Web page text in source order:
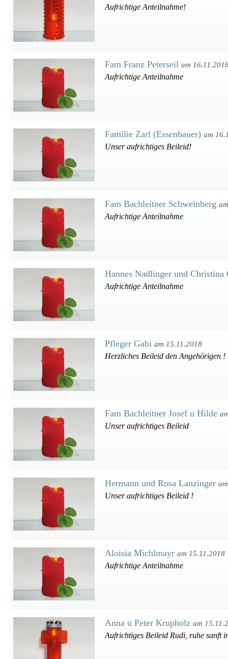
Aufrichtige Anteilnahme!
Fam Franz Peterseil am
Aufrichtige Anteilnahme
Familie Zarl (Essenbauer) am
Unser aufrichtiges Beileid!
Fam Bachleitner Schweinberg
Aufrichtige Anteilnahme
Hannes Nadlinger und
Aufrichtige Anteilnahme
Pfleger Gabi am 15.11.2018
Herzliches Beileid den Angehörigen !
Fam Bachleitner Josef u Hilde
Unser aufrichtiges Beileid
Hermann und Rosa Lanzinger
Unser aufrichtiges Beileid !
Aloisia Michlmayr am 15.11.2018
Aufrichtige Anteilnahme
Anna u Peter Krupholz am
Aufrichtiges Beileid Rudi, ruhe sanft